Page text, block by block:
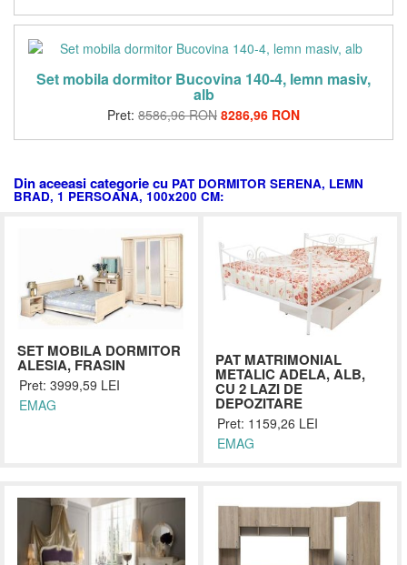
Set mobila dormitor Bucovina 140-4, lemn masiv,
alb
Pret: 8586,96 RON 8286,96 RON
Din aceeasi categorie cu PAT DORMITOR SERENA, LEMN
BRAD, 1 PERSOANA, 100x200 CM:
SET MOBILA DORMITOR
ALESIA, FRASIN
Pret: 3999,59 LEI
EMAG
PAT MATRIMONIAL
METALIC ADELA, ALB,
CU 2 LAZI DE
DEPOZITARE
Pret: 1159,26 LEI
EMAG